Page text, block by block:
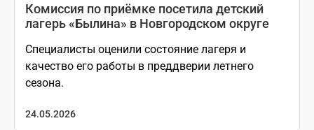
Комиссия по приёмке посетила детский
лагерь «Былина» в Новгородском округе
Специалисты оценили состояние лагеря и
качество его работы в преддверии летнего
сезона.
24.05.2026